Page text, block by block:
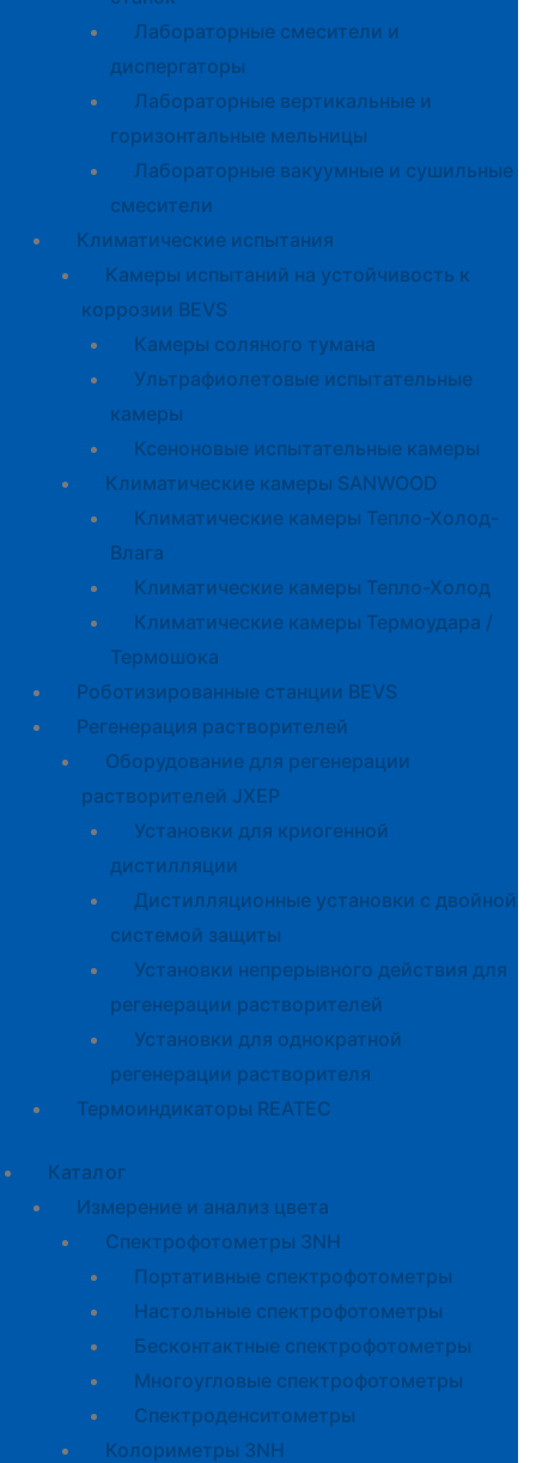
Лабораторные смесители и
диспергаторы
Лабораторные вертикальные и
горизонтальные мельницы
Лабораторные вакуумные и сушильные
смесители
Климатические испытания
Камеры испытаний на устойчивость к
коррозии BEVS
Камеры соляного тумана
Ультрафиолетовые испытательные
камеры
Ксеноновые испытательные камеры
Климатические камеры SANWOOD
Климатические камеры Тепло-Холод-
Влага
Климатические камеры Тепло-Холод
Климатические камеры Термоудара /
Термошока
Роботизированные станции BEVS
Регенерация растворителей
Оборудование для регенерации
растворителей JXEP
Установки для криогенной
дистилляции
Дистилляционные установки с двойной
системой защиты
Установки непрерывного действия для
регенерации растворителей
Установки для однократной
регенерации растворителя
Термоиндикаторы REATEC
Каталог
Измерение и анализ цвета
Спектрофотометры 3NH
Портативные спектрофотометры
Настольные спектрофотометры
Бесконтактные спектрофотометры
Многоугловые спектрофотометры
Спектроденситометры
Колориметры 3NH